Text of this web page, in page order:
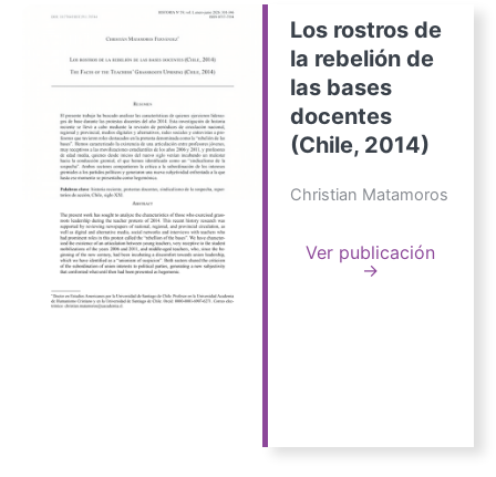
Los rostros de
la rebelión de
las bases
docentes
(Chile, 2014)
Christian Matamoros
Ver publicación
→